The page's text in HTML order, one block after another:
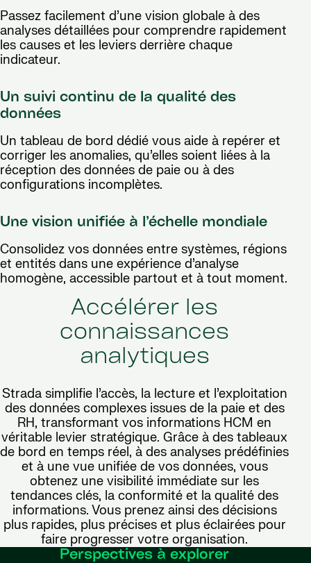
Passez facilement d’une vision globale à des
analyses détaillées pour comprendre rapidement
les causes et les leviers derrière chaque
indicateur.
Un suivi continu de la qualité des
données
Un tableau de bord dédié vous aide à repérer et
corriger les anomalies, qu’elles soient liées à la
réception des données de paie ou à des
configurations incomplètes.
Une vision unifiée à l’échelle mondiale
Consolidez vos données entre systèmes, régions
et entités dans une expérience d’analyse
homogène, accessible partout et à tout moment.
Accélérer les
connaissances
analytiques
Strada simplifie l’accès, la lecture et l’exploitation
des données complexes issues de la paie et des
RH, transformant vos informations HCM en
véritable levier stratégique. Grâce à des tableaux
de bord en temps réel, à des analyses prédéfinies
et à une vue unifiée de vos données, vous
obtenez une visibilité immédiate sur les
tendances clés, la conformité et la qualité des
informations. Vous prenez ainsi des décisions
plus rapides, plus précises et plus éclairées pour
faire progresser votre organisation.
Perspectives à explorer